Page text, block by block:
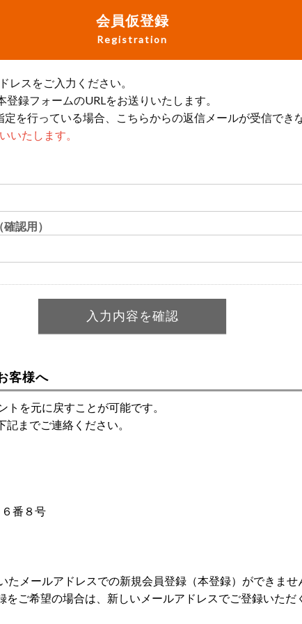
会員仮登録
Registration
レスをご入力ください。
録フォームのURLをお送りいたします。
を行っている場合、こちらからの返信メールが受信でき
いたします。
（確認用）
客様へ
を元に戻すことが可能です。
までご連絡ください。
番８号
メールアドレスでの新規会員登録（本登録）ができませ
ご希望の場合は、新しいメールアドレスでご登録いた